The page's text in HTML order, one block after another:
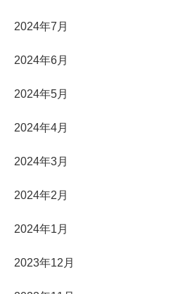
2024年7月
2024年6月
2024年5月
2024年4月
2024年3月
2024年2月
2024年1月
2023年12月